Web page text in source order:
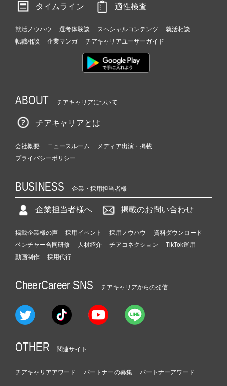
タイムライン
適性検査
就活ノウハウ 選考体験談 スペシャルコンテンツ
就活相談
転職相談
企業マンガ チアキャリアユーザーガイド
ABOUT チアキャリアについて
チアキャリアとは
会社概要 ニュースルーム
メディア出演・掲載
プライバシーポリシー
BUSINESS 企業・採用担当者様
企業担当者様へ 掲載のお問い合わせ
掲載企業様の声 採用イベント 採用ノウハウ
資料ダウンロード
ベンチャー合同研修
人材紹介 チアコネクション
TikTok運用
動画制作
採用代行
CheerCareer SNS チアキャリアからの発信
OTHER 関連サイト
チアキャリアアワード パートナーの募集 パートナーアワード